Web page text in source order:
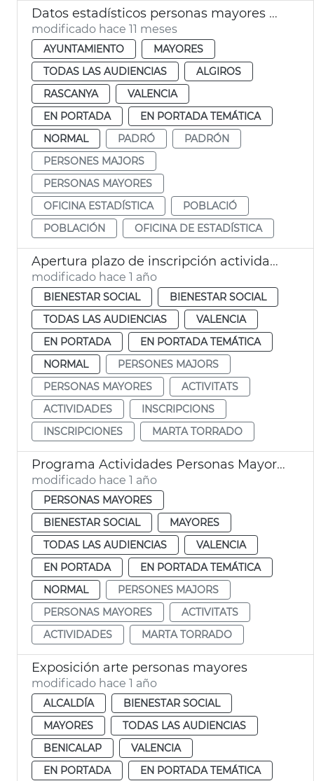
Datos estadísticos personas mayores València
modificado hace 11 meses
AYUNTAMIENTO
MAYORES
TODAS LAS AUDIENCIAS
ALGIROS
RASCANYA
VALENCIA
EN PORTADA
EN PORTADA TEMÁTICA
NORMAL
PADRÓ
PADRÓN
PERSONES MAJORS
PERSONAS MAYORES
OFICINA ESTADÍSTICA
POBLACIÓ
POBLACIÓN
OFICINA DE ESTADÍSTICA
Apertura plazo de inscripción actividades personas mayores València
modificado hace 1 año
BIENESTAR SOCIAL
BIENESTAR SOCIAL
TODAS LAS AUDIENCIAS
VALENCIA
EN PORTADA
EN PORTADA TEMÁTICA
NORMAL
PERSONES MAJORS
PERSONAS MAYORES
ACTIVITATS
ACTIVIDADES
INSCRIPCIONS
INSCRIPCIONES
MARTA TORRADO
Programa Actividades Personas Mayores
modificado hace 1 año
PERSONAS MAYORES
BIENESTAR SOCIAL
MAYORES
TODAS LAS AUDIENCIAS
VALENCIA
EN PORTADA
EN PORTADA TEMÁTICA
NORMAL
PERSONES MAJORS
PERSONAS MAYORES
ACTIVITATS
ACTIVIDADES
MARTA TORRADO
Exposición arte personas mayores
modificado hace 1 año
ALCALDÍA
BIENESTAR SOCIAL
MAYORES
TODAS LAS AUDIENCIAS
BENICALAP
VALENCIA
EN PORTADA
EN PORTADA TEMÁTICA